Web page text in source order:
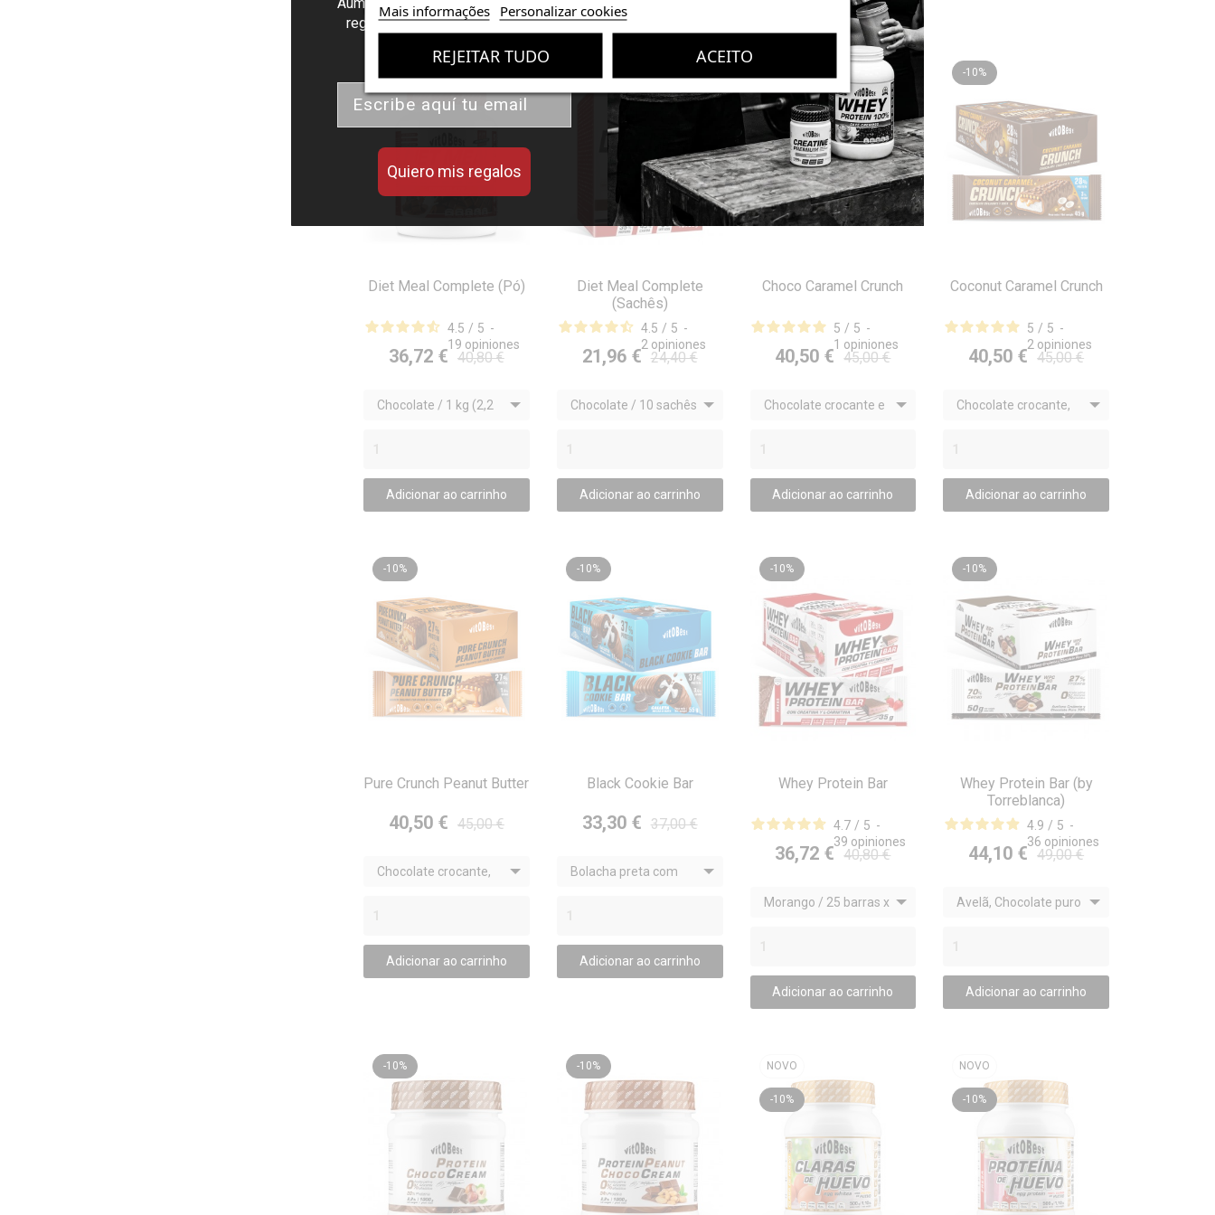
Diet Meal Complete (Pó)
4.5 / 5 -
19 opiniones
36,72 € 40,80 €
Chocolate / 1 kg (2,2
Adicionar ao carrinho
VISTA RÁPIDA
Diet Meal Complete
(Sachês)
4.5 / 5 -
2 opiniones
21,96 € 24,40 €
Chocolate / 10 sachês
Adicionar ao carrinho
Choco Caramel Crunch
5 / 5 -
1 opiniones
40,50 € 45,00 €
Chocolate crocante e
Adicionar ao carrinho
-10%
Coconut Caramel Crunch
5 / 5 -
2 opiniones
40,50 € 45,00 €
Chocolate crocante,
Adicionar ao carrinho

-10%
Pure Crunch Peanut Butter
40,50 € 45,00 €
Chocolate crocante,
Adicionar ao carrinho

-10%
Black Cookie Bar
33,30 € 37,00 €
Bolacha preta com
Adicionar ao carrinho
-10%
Whey Protein Bar
4.7 / 5 -
39 opiniones
36,72 € 40,80 €
Morango / 25 barras x
Adicionar ao carrinho
 VISTA RÁPIDA
-10%
Whey Protein Bar (by
Torreblanca)
4.9 / 5 -
36 opiniones
44,10 € 49,00 €
Avelã, Chocolate puro
Adicionar ao carrinho
-10% -10% NOVO
-10%
NOVO
-10%
Mais informações Personalizar cookies
REJEITAR TUDO ACEITO
regalos diseñados para mejorar tu
Email
Quiero mis regalos